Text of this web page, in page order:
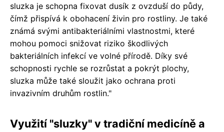
sluzka je schopna fixovat dusík z ovzduší do půdy,
čímž přispívá k obohacení živin pro rostliny. Je také
známá svými antibakteriálními vlastnostmi, které
mohou pomoci snižovat riziko škodlivých
bakteriálních infekcí ve volné přírodě. Díky své
schopnosti rychle se rozrůstat a pokrýt plochy,
sluzka může také sloužit jako ochrana proti
invazivním druhům rostlin."
Využití "sluzky" v tradiční medicíně a